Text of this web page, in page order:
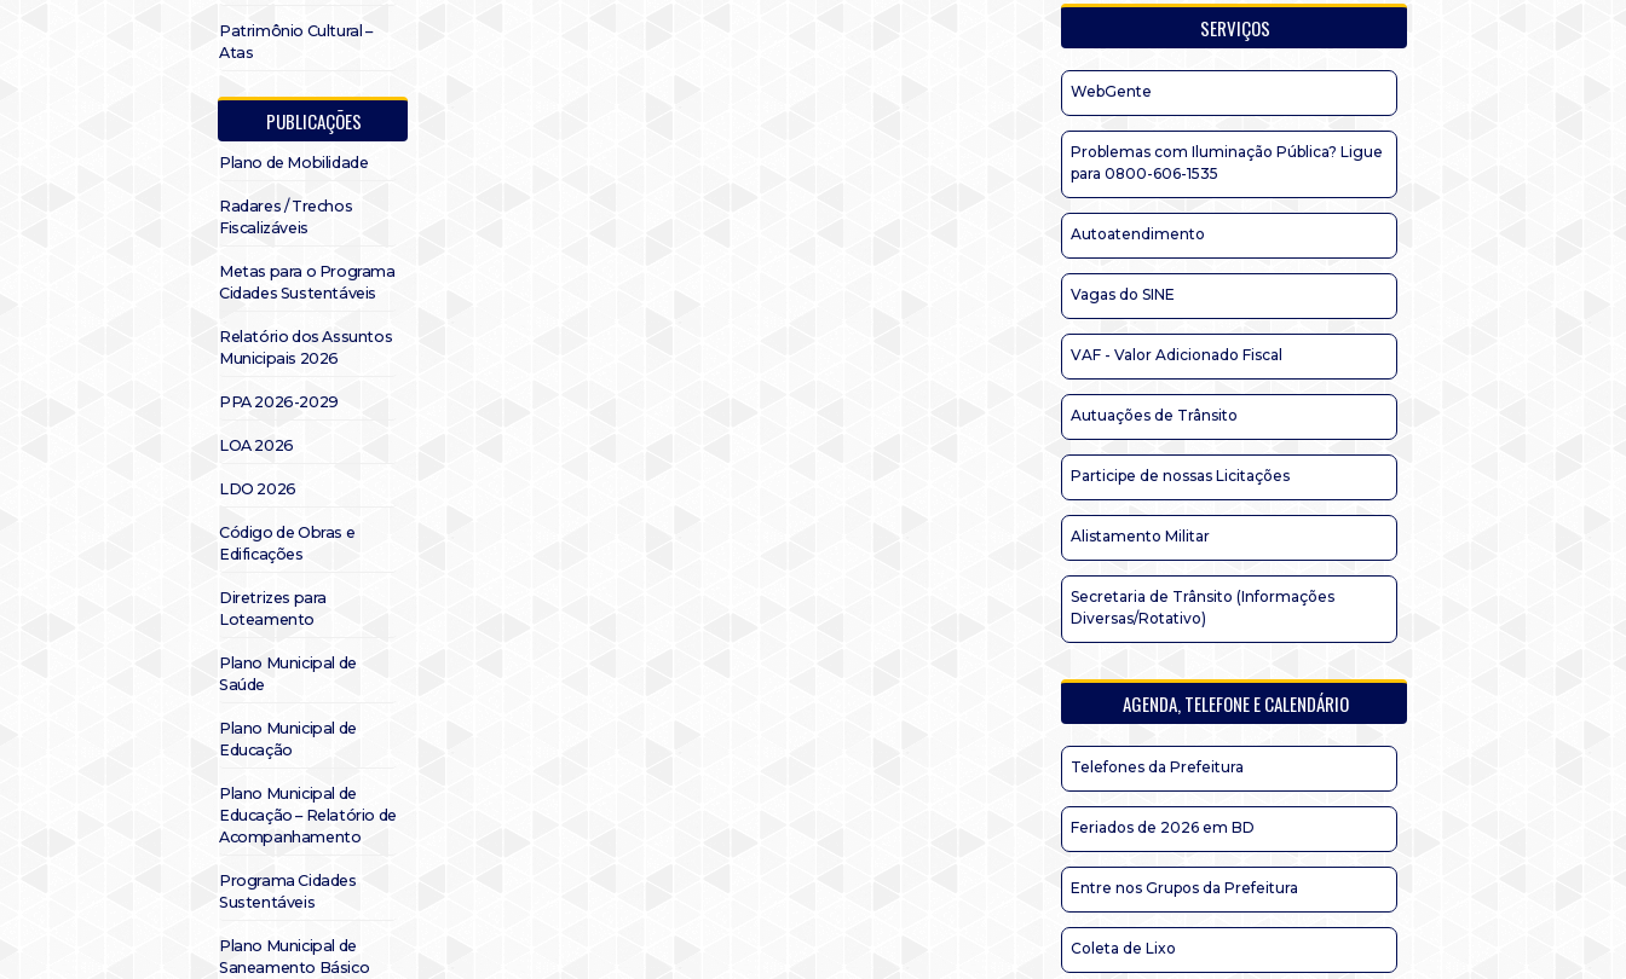
Patrimônio Cultural –
Atas
PUBLICAÇÕES
Plano de Mobilidade
Radares / Trechos
Fiscalizáveis
Metas para o Programa
Cidades Sustentáveis
Relatório dos Assuntos
Municipais 2026
PPA 2026-2029
LOA 2026
LDO 2026
Código de Obras e
Edificações
Diretrizes para
Loteamento
Plano Municipal de
Saúde
Plano Municipal de
Educação
Plano Municipal de
Educação – Relatório de
Acompanhamento
Programa Cidades
Sustentáveis
Plano Municipal de
Saneamento Básico
SERVIÇOS
WebGente
Problemas com Iluminação Pública? Ligue
para 0800-606-1535
Autoatendimento
Vagas do SINE
VAF - Valor Adicionado Fiscal
Autuações de Trânsito
Participe de nossas Licitações
Alistamento Militar
Secretaria de Trânsito (Informações
Diversas/Rotativo)
AGENDA, TELEFONE E CALENDÁRIO
Telefones da Prefeitura
Feriados de 2026 em BD
Entre nos Grupos da Prefeitura
Coleta de Lixo